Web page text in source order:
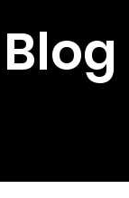
Blog